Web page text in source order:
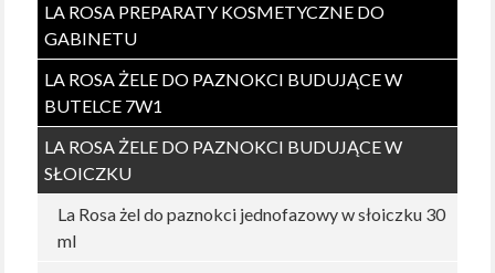
LA ROSA PREPARATY KOSMETYCZNE DO
GABINETU
LA ROSA ŻELE DO PAZNOKCI BUDUJĄCE W
BUTELCE 7W1
LA ROSA ŻELE DO PAZNOKCI BUDUJĄCE W
SŁOICZKU
La Rosa żel do paznokci jednofazowy w słoiczku 30
ml